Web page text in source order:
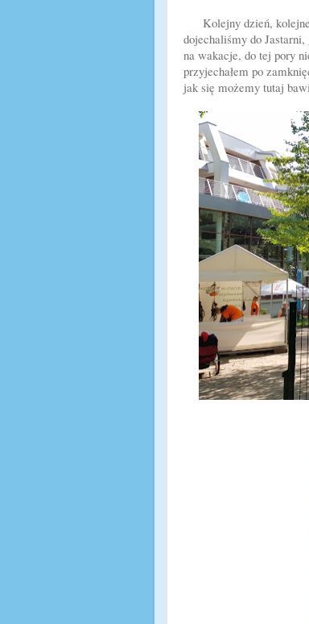
Kolejny dzień, kolejne
dojechaliśmy do
na wakacje, do tej pory
przyjechałem po
jak się możemy tutaj